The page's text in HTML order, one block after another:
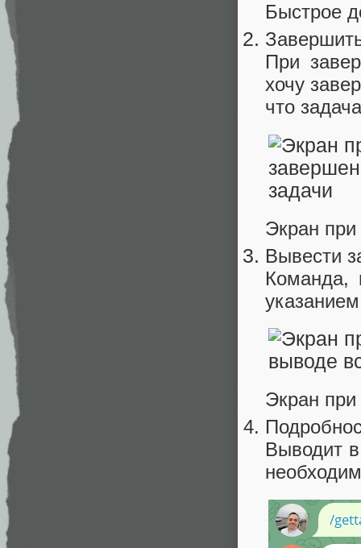
Быстрое
При
хочу
что
Экран
Вывести
Команда,
Экран
Выводит